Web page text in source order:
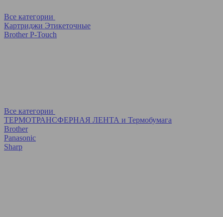
Все категории
Картриджи Этикеточные
Brother P-Touch
Все категории
ТЕРМОТРАНСФЕРНАЯ ЛЕНТА и Термобумага
Brother
Panasonic
Sharp